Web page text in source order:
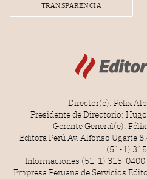
TRANSPARENCIA
Director(e): Félix
Presidente de Directorio:
Gerente General(e):
Editora Perú Av. Alfonso Ugarte
(51-1)
Informaciones (51-1) 315-
Empresa Peruana de Servicios